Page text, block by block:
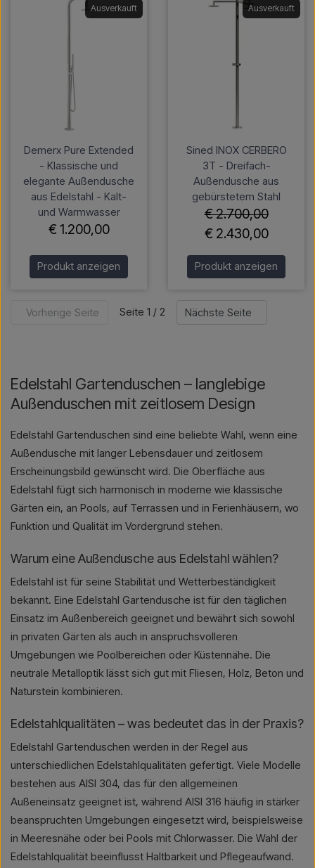
Ausverkauft
Demerx Pure Extended
- Klassische und
elegante Außendusche
aus Edelstahl - Kalt-
und Warmwasser
€ 1.200,00
Produkt anzeigen
Ausverkauft
Sined INOX CERBERO
3T - Dreifach-
Außendusche aus
gebürstetem Stahl
€ 2.700,00
€ 2.430,00
Produkt anzeigen
Vorherige Seite Seite 1 / 2 Nächste Seite
Edelstahl Gartenduschen – langlebige
Außenduschen mit zeitlosem Design
Edelstahl Gartenduschen sind eine beliebte Wahl, wenn eine
Außendusche mit langer Lebensdauer und zeitlosem
Erscheinungsbild gewünscht wird. Die Oberfläche aus
Edelstahl fügt sich harmonisch in moderne wie klassische
Gärten ein, an Pools, auf Terrassen und in Ferienhäusern, wo
Funktion und Qualität im Vordergrund stehen.
Warum eine Außendusche aus Edelstahl wählen?
Edelstahl ist für seine Stabilität und Wetterbeständigkeit
bekannt. Eine Edelstahl Gartendusche ist für den täglichen
Einsatz im Außenbereich geeignet und bewährt sich sowohl
in privaten Gärten als auch in anspruchsvolleren
Umgebungen wie Poolbereichen oder Küstennähe. Die
neutrale Metalloptik lässt sich gut mit Fliesen, Holz, Beton und
Naturstein kombinieren.
Edelstahlqualitäten – was bedeutet das in der Praxis?
Edelstahl Gartenduschen werden in der Regel aus
unterschiedlichen Edelstahlqualitäten gefertigt. Viele Modelle
bestehen aus AISI 304, das für den allgemeinen
Außeneinsatz geeignet ist, während AISI 316 häufig in stärker
beanspruchten Umgebungen eingesetzt wird, beispielsweise
in Meeresnähe oder bei Pools mit Chlorwasser. Die Wahl der
Edelstahlqualität beeinflusst Haltbarkeit und Pflegeaufwand.